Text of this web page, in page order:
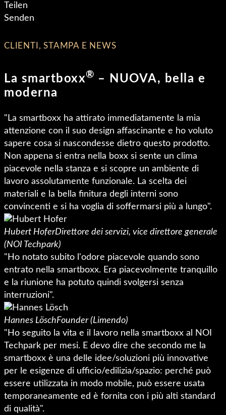
Teilen
Senden
CLIENTI, STAMPA E NEWS
La smartboxx® – NUOVA, bella e
moderna
"La smartboxx ha attirato immediatamente la mia
attenzione con il suo design affascinante e ho voluto
sapere cosa si nascondesse dietro questo prodotto.
Non appena si entra nella boxx si sente un clima
piacevole nella stanza e si scopre un ambiente di
lavoro assolutamente funzionale. La scelta dei
materiali e la bella finitura degli interni sono
convincenti e si ha voglia di soffermarsi più a lungo".
Hubert HoferDirettore dei servizi, vice direttore generale
(NOI Techpark)
"Ho notato subito l'odore piacevole quando sono
entrato nella smartboxx. Era piacevolmente tranquillo
e la riunione ha potuto quindi svolgersi senza
interruzioni".
Hannes LöschFounder (Limendo)
"Ho seguito la vita e il lavoro nella smartboxx al NOI
Techpark per mesi. E devo dire che secondo me la
smartboxx è una delle idee/soluzioni più innovative
per le esigenze di ufficio/edilizia/spazio: perché può
essere utilizzata in modo mobile, può essere usata
temporaneamente ed è fornita con i più alti standard
di qualità".